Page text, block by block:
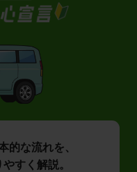
的な流れを、
すく解説。